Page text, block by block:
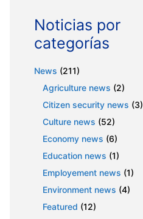
Noticias por
categorías
News (211)
Agriculture news (2)
Citizen security news (3)
Culture news (52)
Economy news (6)
Education news (1)
Employement news (1)
Environment news (4)
Featured (12)